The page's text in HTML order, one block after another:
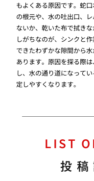
もよくある原因です。蛇
の根元や、水の吐出口、
ないか、乾いた布で拭き
しがちなのが、シンクと
できたわずかな隙間から
あります。原因を探る際
し、水の通り道になって
定しやすくなります。
LIST
投